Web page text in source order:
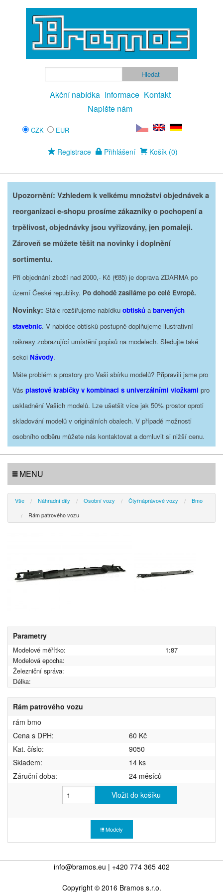
Akční nabídka Informace Kontakt
Napište nám
CZK EUR
Registrace Přihlášení Košík (0)
Upozornění: Vzhledem k velkému množství objednávek a
reorganizaci e-shopu prosíme zákazníky o pochopení a
trpělivost, objednávky jsou vyřizovány, jen pomaleji.
Zároveň se můžete těšit na novinky i doplnění
sortimentu.
Při objednání zboží nad 2000,- Kč (€85) je doprava ZDARMA po
území České republiky. Po dohodě zasíláme po celé Evropě.
Novinky: Stále rozšiřujeme nabídku obtisků a barvených
stavebnic. V nabídce obtisků postupně doplňujeme ilustrativní
nákresy zobrazující umístění popisů na modelech. Sledujte také
sekci Návody.
Máte problém s prostory pro Vaši sbírku modelů? Připravili jsme pro
Vás plastové krabičky v kombinaci s univerzálními vložkami pro
uskladnění Vašich modelů. Lze ušetšit více jak 50% prostor oproti
skladování modelů v originálních obalech. V případě možnosti
osobního odběru můžete nás kontaktovat a domluvit si nižší cenu.
MENU
Vše Náhradní díly Osobní vozy Čtyřnáprávové vozy
Bmo
Rám patrového vozu
Parametry
Modelové měřítko:
1:87
Modelová epocha:
Železniční správa:
Délka:
Rám patrového vozu
rám bmo
Cena s DPH:
60 Kč
Kat. číslo:
9050
Skladem:
14 ks
Záruční doba:
24 měsíců
Vložit do košíku
Modely
info@bramos.eu | +420 774 365 402
Copyright © 2016 Bramos s.r.o.